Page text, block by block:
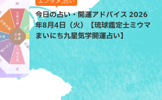
今日の占い・開運アドバイス 2026
年8月4日（火）【琉球鑑定士ミウマ
まいにち九星気学開運占い】